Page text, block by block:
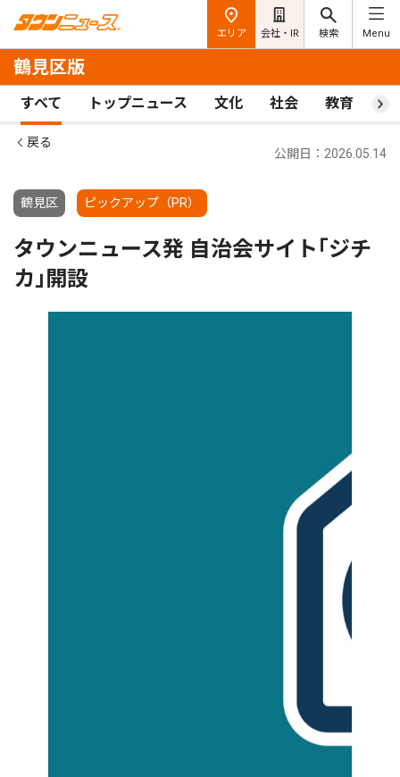
エリア 会社・IR 検索 Menu
鶴見区版
すべて トップニュース 文化 社会 教育 ス
戻る
鶴見区 ピックアップ（PR）
公開日：2026.05.14
タウンニュース発 自治会サイト｢ジチ
カ｣開設